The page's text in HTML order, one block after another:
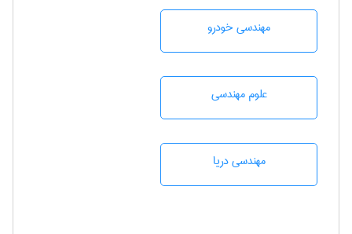
مهندسی خودرو
علوم مهندسی
مهندسی دریا